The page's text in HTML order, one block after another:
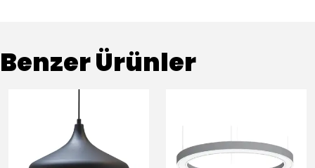
Benzer Ürünler